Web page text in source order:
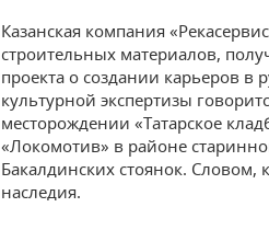
Казанская компания
строительных материалов,
проекта о создании карьеров в
культурной экспертизы
месторождении «Татарское
«Локомотив» в районе
Бакалдинских стоянок. Словом,
наследия.